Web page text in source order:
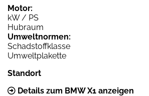
Motor:
kW / PS
Hubraum
Umweltnormen:
Schadstoffklasse
Umweltplakette
Standort
Details zum BMW X1 anzeigen